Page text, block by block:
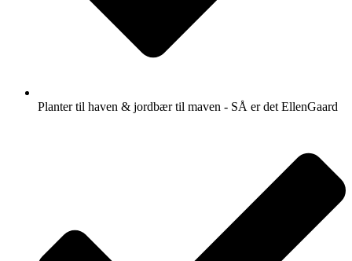
Planter til haven & jordbær til maven - SÅ er det EllenGaard